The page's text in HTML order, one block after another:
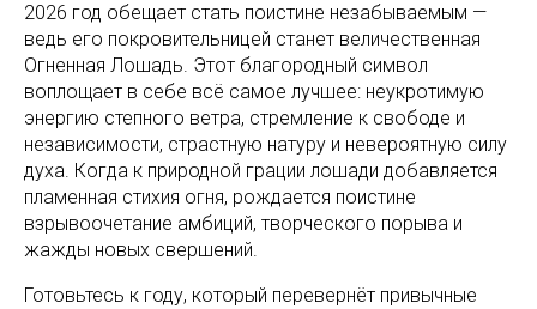
2026 год обещает стать поистине незабываемым —
ведь его покровительницей станет величественная
Огненная Лошадь. Этот благородный символ
воплощает в себе всё самое лучшее: неукротимую
энергию степного ветра, стремление к свободе и
независимости, страстную натуру и невероятную силу
духа. Когда к природной грации лошади добавляется
пламенная стихия огня, рождается поистине
взрывоочетание амбиций, творческого порыва и
жажды новых свершений.
Готовьтесь к году, который перевернёт привычные